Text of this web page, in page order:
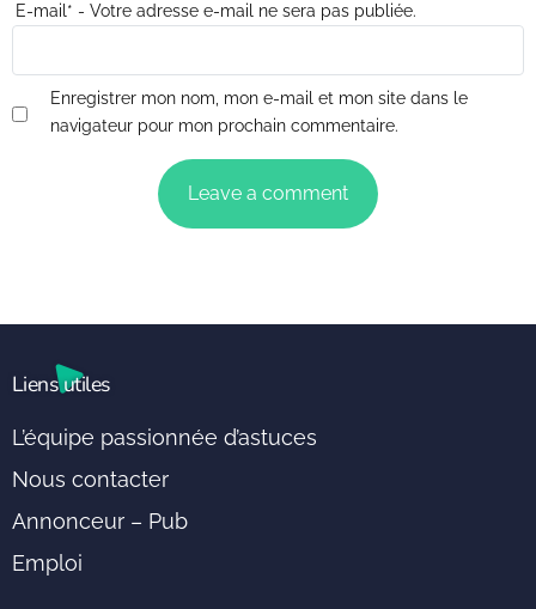
E-mail* - Votre adresse e-mail ne sera pas publiée.
Enregistrer mon nom, mon e-mail et mon site dans le
navigateur pour mon prochain commentaire.
Liens utiles
L’équipe passionnée d’astuces
Nous contacter
Annonceur – Pub
Emploi